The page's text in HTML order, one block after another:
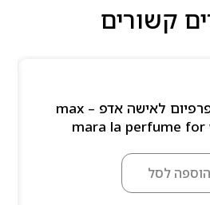
קשורים
מקס מארה לה פרפיום לאישה אדפ – max
mara la perfume for
הוספה לסל